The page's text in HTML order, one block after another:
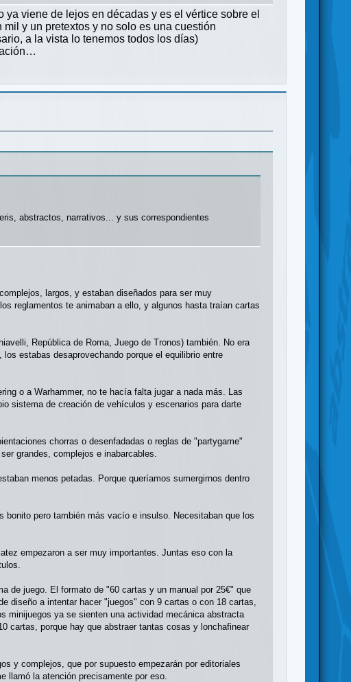
viene de lejos en décadas y es el vértice sobre el
y un pretextos y no solo es una cuestión
a la vista lo tenemos todos los días)
abstractos, narrativos... y sus correspondientes
largos, y estaban diseñados para ser muy
reglamentos te animaban a ello, y algunos hasta traían cartas
República de Roma, Juego de Tronos) también. No era
estabas desaprovechando porque el equilibrio entre
o a Warhammer, no te hacía falta jugar a nada más. Las
sistema de creación de vehículos y escenarios para darte
chorras o desenfadadas o reglas de "partygame"
grandes, complejos e inabarcables.
menos petadas. Porque queríamos sumergirnos dentro
bonito pero también más vacío e insulso. Necesitaban que los
empezaron a ser muy importantes. Juntas eso con la
de juego. El formato de "60 cartas y un manual por 25€" que
diseño a intentar hacer "juegos" con 9 cartas o con 18 cartas,
minijuegos ya se sienten una actividad mecánica abstracta
cartas, porque hay que abstraer tantas cosas y lonchafinear
y complejos, que por supuesto empezarán por editoriales
llamó la atención precisamente por eso.